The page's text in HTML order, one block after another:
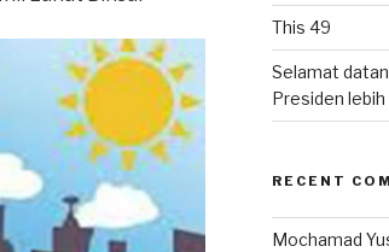
This 49
Selamat
Presiden lebih
RECENT
Mochamad